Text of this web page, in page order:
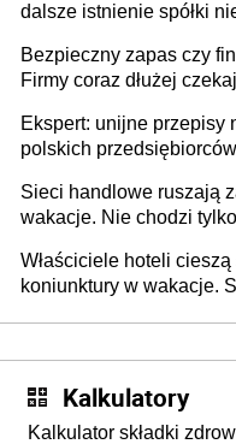
dalsze istnienie spółki
Bezpieczny zapas czy
Firmy coraz dłużej
Ekspert: unijne przepisy
polskich
Sieci handlowe ruszają
wakacje. Nie chodzi
tam, gdzie wielu spędzi
Właściciele hoteli
koniunktury w wakacje.
Kalkulatory
Kalkulator składki